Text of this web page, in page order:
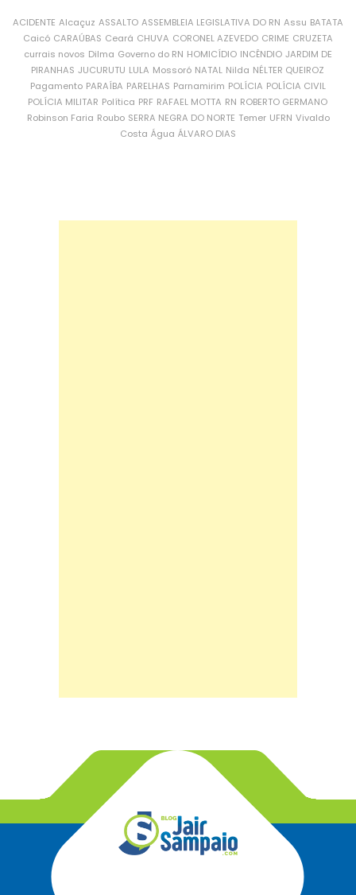
ACIDENTE Alcaçuz ASSALTO ASSEMBLEIA LEGISLATIVA DO RN Assu BATATA
Caicó CARAÚBAS Ceará CHUVA CORONEL AZEVEDO CRIME CRUZETA
currais novos Dilma Governo do RN HOMICÍDIO INCÊNDIO JARDIM DE
PIRANHAS JUCURUTU LULA Mossoró NATAL Nilda NÉLTER QUEIROZ
Pagamento PARAÍBA PARELHAS Parnamirim POLÍCIA POLÍCIA CIVIL
POLÍCIA MILITAR Política PRF RAFAEL MOTTA RN ROBERTO GERMANO
Robinson Faria Roubo SERRA NEGRA DO NORTE Temer UFRN Vivaldo
Costa Água ÁLVARO DIAS